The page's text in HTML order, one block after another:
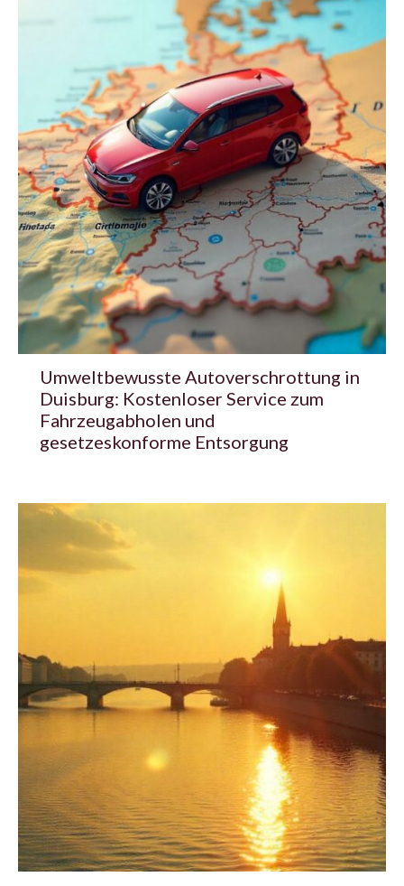
Umweltbewusste Autoverschrottung in
Duisburg: Kostenloser Service zum
Fahrzeugabholen und
gesetzeskonforme Entsorgung